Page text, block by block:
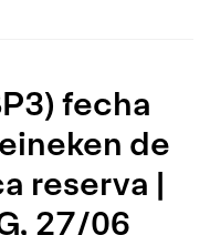
fecha
de
reserva |
27/06